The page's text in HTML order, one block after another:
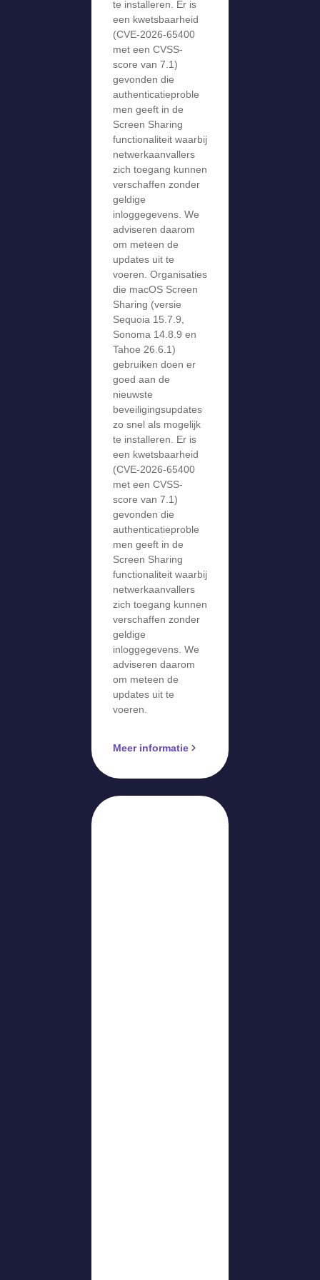
te installeren. Er is
een kwetsbaarheid
(CVE-2026-65400
met een CVSS-
score van 7.1)
gevonden die
authenticatieproble
men geeft in de
Screen Sharing
functionaliteit waarbij
netwerkaanvallers
zich toegang kunnen
verschaffen zonder
geldige
inloggegevens. We
adviseren daarom
om meteen de
updates uit te
voeren. Organisaties
die macOS Screen
Sharing (versie
Sequoia 15.7.9,
Sonoma 14.8.9 en
Tahoe 26.6.1)
gebruiken doen er
goed aan de
nieuwste
beveiligingsupdates
zo snel als mogelijk
te installeren. Er is
een kwetsbaarheid
(CVE-2026-65400
met een CVSS-
score van 7.1)
gevonden die
authenticatieproble
men geeft in de
Screen Sharing
functionaliteit waarbij
netwerkaanvallers
zich toegang kunnen
verschaffen zonder
geldige
inloggegevens. We
adviseren daarom
om meteen de
updates uit te
voeren.
Meer informatie